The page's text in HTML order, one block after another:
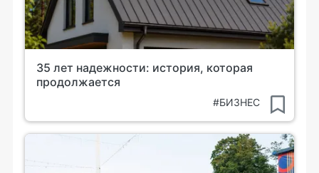
35 лет надежности: история, которая
продолжается
#БИЗНЕС